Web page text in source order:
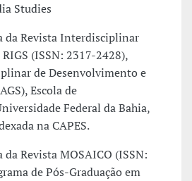
Studies
da Revista Interdisciplinar
(ISSN: 2317-2428),
de Desenvolvimento e
Escola de
Federal da Bahia,
na CAPES.
Revista MOSAICO (ISSN:
de Pós-Graduação em